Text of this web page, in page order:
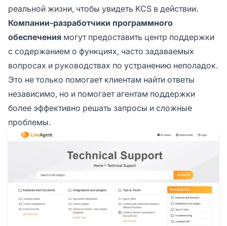
реальной жизни, чтобы увидеть KCS в действии.
Компании-разработчики программного
обеспечения могут предоставить центр поддержки
с содержанием о функциях, часто задаваемых
вопросах и руководствах по устранению неполадок.
Это не только помогает клиентам найти ответы
независимо, но и помогает агентам поддержки
более эффективно решать запросы и сложные
проблемы.